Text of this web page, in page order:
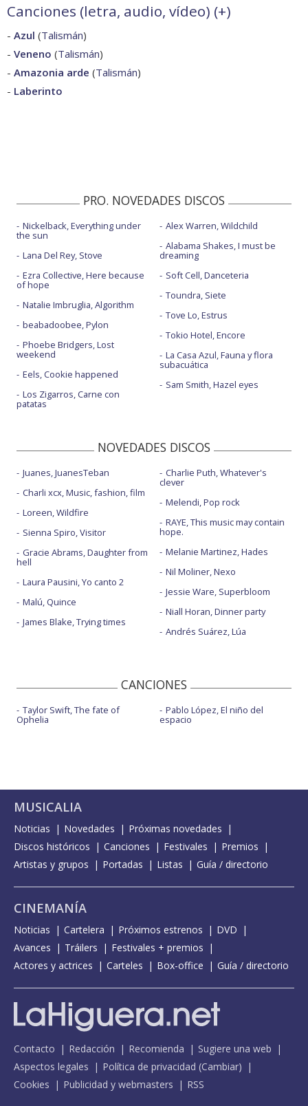
Canciones (letra, audio, vídeo) (+)
- Azul (Talismán)
- Veneno (Talismán)
- Amazonia arde (Talismán)
- Laberinto
PRO. NOVEDADES DISCOS
Nickelback, Everything under
the sun
Lana Del Rey, Stove
Ezra Collective, Here because
of hope
Natalie Imbruglia, Algorithm
beabadoobee, Pylon
Phoebe Bridgers, Lost
weekend
Eels, Cookie happened
Los Zigarros, Carne con
patatas
Alex Warren, Wildchild
Alabama Shakes, I must be
dreaming
Soft Cell, Danceteria
Toundra, Siete
Tove Lo, Estrus
Tokio Hotel, Encore
La Casa Azul, Fauna y flora
subacuática
Sam Smith, Hazel eyes
NOVEDADES DISCOS
Juanes, JuanesTeban
Charli xcx, Music, fashion, film
Loreen, Wildfire
Sienna Spiro, Visitor
Gracie Abrams, Daughter from
hell
Laura Pausini, Yo canto 2
Malú, Quince
James Blake, Trying times
Charlie Puth, Whatever's
clever
Melendi, Pop rock
RAYE, This music may contain
hope.
Melanie Martinez, Hades
Nil Moliner, Nexo
Jessie Ware, Superbloom
Niall Horan, Dinner party
Andrés Suárez, Lúa
CANCIONES
Taylor Swift, The fate of
Ophelia
Pablo López, El niño del
espacio
MUSICALIA
Noticias Novedades
Próximas novedades
Discos históricos
Canciones Festivales
Premios
Artistas y grupos
Portadas Listas Guía / directorio
CINEMANÍA
Noticias Cartelera Próximos estrenos
DVD
Avances
Tráilers
Festivales + premios
Actores y actrices
Carteles Box-office Guía / directorio
Contacto Redacción Recomienda
Sugiere una web
Aspectos legales
Política de privacidad (Cambiar)
Cookies
Publicidad y webmasters RSS